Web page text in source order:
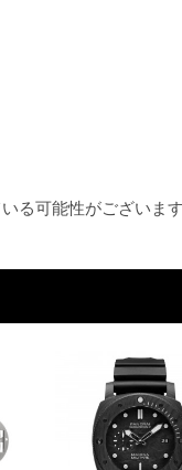
る可能性がございま